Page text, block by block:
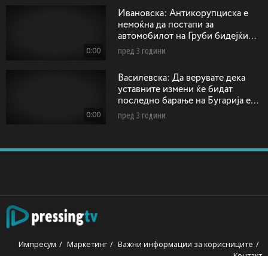
0:00
Ивановска: Антикорупциска е
немоќна да постапи за
автомобилот на Груби бидејќи
возилото било регистрирано на
пред 3 години
0:00
Василевска: Да верувате дека
уставните измени ќе бидат
последно барање на Бугарија е
како да прифатиме дека ќе се
пред 3 години
Импресум Маркетинг
Важни информации за корисниците